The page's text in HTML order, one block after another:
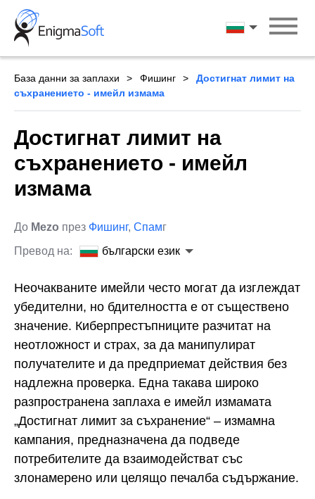
Skip
content
български
База данни за заплахи Фишинг
Достигнат лимит на
съхранението - имейл измама
Достигнат лимит на
съхранението - имейл
измама
До Mezo през Фишинг, Спамг
Превод на:
български език
Неочакваните имейли често могат да изглеждат
убедителни, но бдителността е от съществено
значение. Киберпрестъпниците разчитат на
неотложност и страх, за да манипулират
получателите и да предприемат действия без
надлежна проверка. Една такава широко
разпространена заплаха е имейл измамата
„Достигнат лимит за съхранение“ – измамна
кампания, предназначена да подведе
потребителите да взаимодействат със
злонамерено или целящо печалба съдържание.